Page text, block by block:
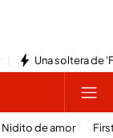
Una soltera de
Nidito de amor